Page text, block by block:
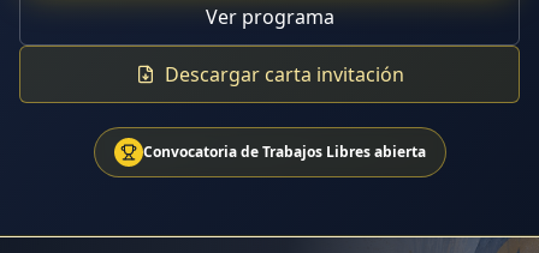
Ver programa
Descargar carta invitación
Convocatoria de Trabajos Libres abierta